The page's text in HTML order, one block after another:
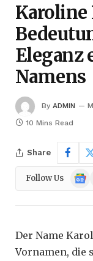
Eleganz
Namens
By ADMIN
10 Mins Read
Share
Follow Us
News
Der Name
Vornamen, die